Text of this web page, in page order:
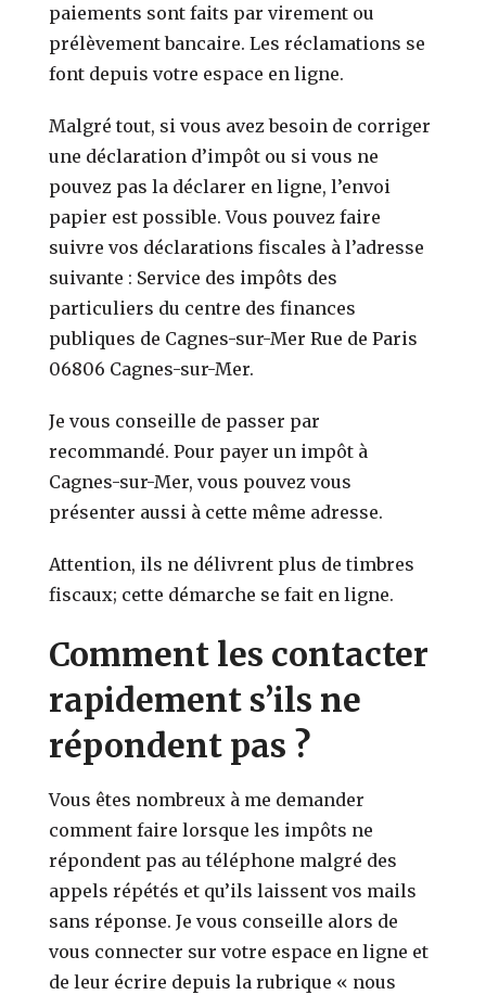
paiements sont faits par virement ou
prélèvement bancaire. Les réclamations se
font depuis votre espace en ligne.
Malgré tout, si vous avez besoin de corriger
une déclaration d’impôt ou si vous ne
pouvez pas la déclarer en ligne, l’envoi
papier est possible. Vous pouvez faire
suivre vos déclarations fiscales à l’adresse
suivante : Service des impôts des
particuliers du centre des finances
publiques de Cagnes-sur-Mer Rue de Paris
06806 Cagnes-sur-Mer.
Je vous conseille de passer par
recommandé. Pour payer un impôt à
Cagnes-sur-Mer, vous pouvez vous
présenter aussi à cette même adresse.
Attention, ils ne délivrent plus de timbres
fiscaux; cette démarche se fait en ligne.
Comment les contacter
rapidement s’ils ne
répondent pas ?
Vous êtes nombreux à me demander
comment faire lorsque les impôts ne
répondent pas au téléphone malgré des
appels répétés et qu’ils laissent vos mails
sans réponse. Je vous conseille alors de
vous connecter sur votre espace en ligne et
de leur écrire depuis la rubrique « nous